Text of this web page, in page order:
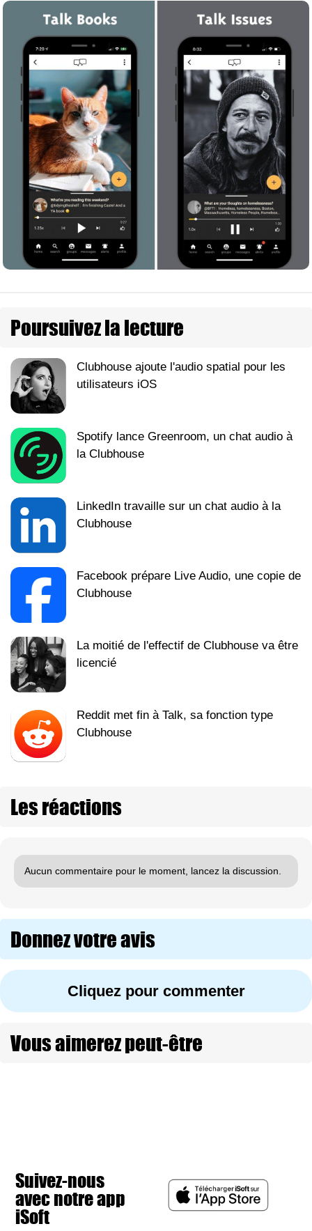
Poursuivez la lecture
Clubhouse ajoute l'audio spatial pour les
utilisateurs iOS
Spotify lance Greenroom, un chat audio à
la Clubhouse
LinkedIn travaille sur un chat audio à la
Clubhouse
Facebook prépare Live Audio, une copie de
Clubhouse
La moitié de l'effectif de Clubhouse va être
licencié
Reddit met fin à Talk, sa fonction type
Clubhouse
Les réactions
Aucun commentaire pour le moment, lancez la discussion.
Donnez votre avis
Cliquez pour commenter
Vous aimerez peut-être
Suivez-nous
avec notre app
iSoft